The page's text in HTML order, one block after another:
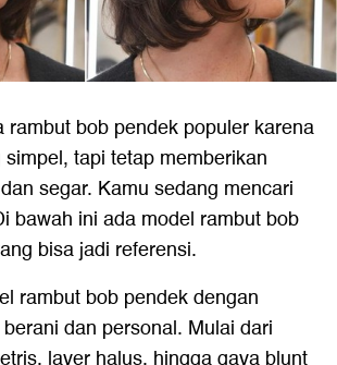
rambut bob pendek populer karena
tapi tetap memberikan
segar. Kamu sedang mencari
bawah ini ada model rambut bob
bisa jadi referensi.
rambut bob pendek dengan
dan personal. Mulai dari